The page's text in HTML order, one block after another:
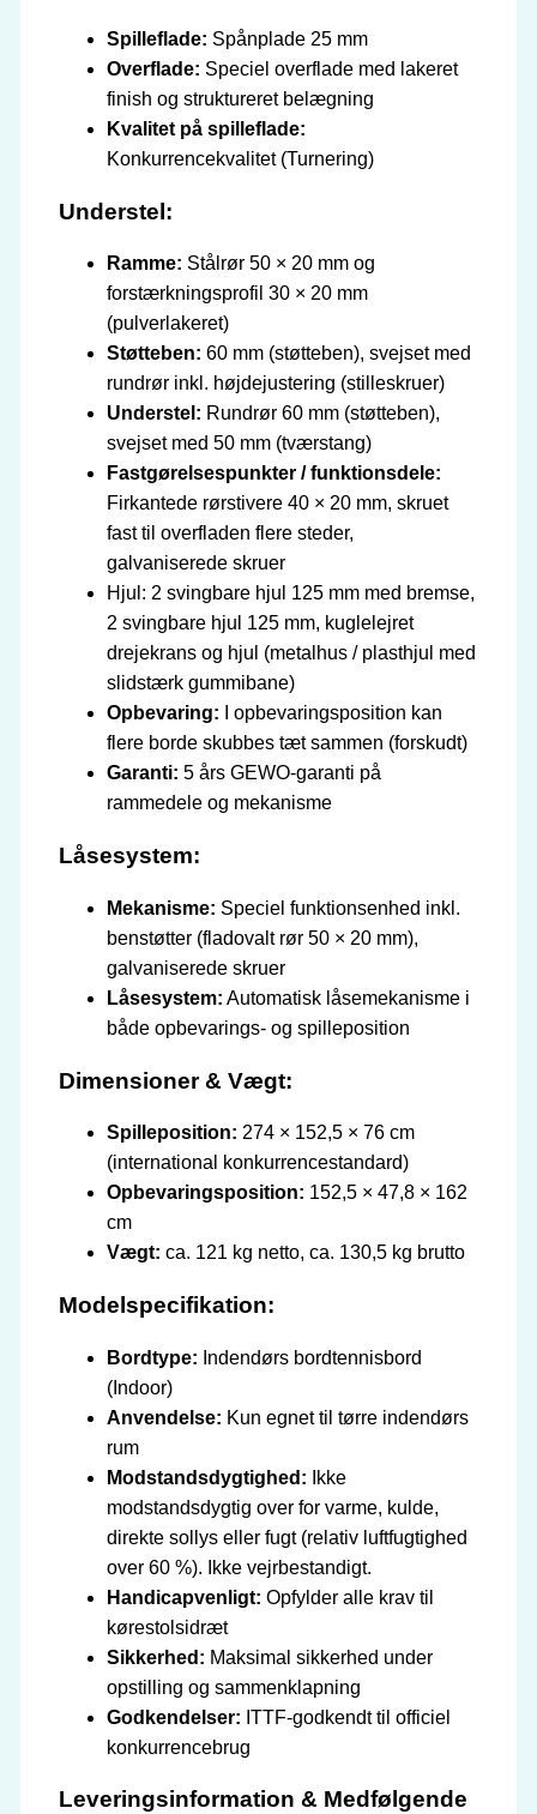
Spilleflade: Spånplade 25 mm
Overflade: Speciel overflade med lakeret
finish og struktureret belægning
Kvalitet på spilleflade:
Konkurrencekvalitet (Turnering)
Understel:
Ramme: Stålrør 50 × 20 mm og
forstærkningsprofil 30 × 20 mm
(pulverlakeret)
Støtteben: 60 mm (støtteben), svejset med
rundrør inkl. højdejustering (stilleskruer)
Understel: Rundrør 60 mm (støtteben),
svejset med 50 mm (tværstang)
Fastgørelsespunkter / funktionsdele:
Firkantede rørstivere 40 × 20 mm, skruet
fast til overfladen flere steder,
galvaniserede skruer
Hjul: 2 svingbare hjul 125 mm med bremse,
2 svingbare hjul 125 mm, kuglelejret
drejekrans og hjul (metalhus / plasthjul med
slidstærk gummibane)
Opbevaring: I opbevaringsposition kan
flere borde skubbes tæt sammen (forskudt)
Garanti: 5 års GEWO-garanti på
rammedele og mekanisme
Låsesystem:
Mekanisme: Speciel funktionsenhed inkl.
benstøtter (fladovalt rør 50 × 20 mm),
galvaniserede skruer
Låsesystem: Automatisk låsemekanisme i
både opbevarings- og spilleposition
Dimensioner & Vægt:
Spilleposition: 274 × 152,5 × 76 cm
(international konkurrencestandard)
Opbevaringsposition: 152,5 × 47,8 × 162
cm
Vægt: ca. 121 kg netto, ca. 130,5 kg brutto
Modelspecifikation:
Bordtype: Indendørs bordtennisbord
(Indoor)
Anvendelse: Kun egnet til tørre indendørs
rum
Modstandsdygtighed: Ikke
modstandsdygtig over for varme, kulde,
direkte sollys eller fugt (relativ luftfugtighed
over 60 %). Ikke vejrbestandigt.
Handicapvenligt: Opfylder alle krav til
kørestolsidræt
Sikkerhed: Maksimal sikkerhed under
opstilling og sammenklapning
Godkendelser: ITTF-godkendt til officiel
konkurrencebrug
Leveringsinformation & Medfølgende